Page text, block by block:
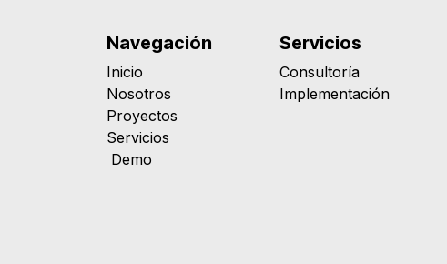
Navegación
Inicio
Nosotros
Proyectos
Servicios
Demo
Servicios
Consultoría
Implementación